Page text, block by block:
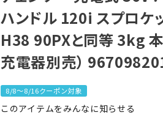
ハンドル 120i スプロケ
H38 90PXと同等 3kg 本
充電器別売）
8/8～8/16クーポン対象
このアイテムをみんなに知らせる